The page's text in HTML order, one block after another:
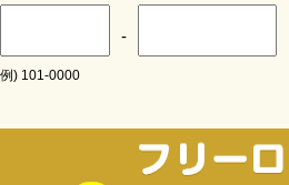
-
例) 101-0000